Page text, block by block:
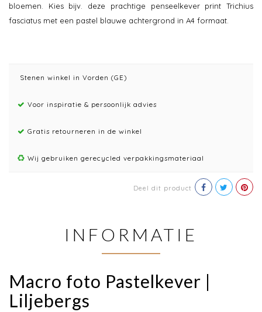
bloemen. Kies bijv. deze prachtige penseelkever print Trichius
fasciatus met een pastel blauwe achtergrond in A4 formaat.
Stenen winkel in Vorden (GE)
Voor inspiratie & persoonlijk advies
Gratis retourneren in de winkel
Wij gebruiken gerecycled verpakkingsmateriaal
Deel dit product
INFORMATIE
Macro foto Pastelkever |
Liljebergs